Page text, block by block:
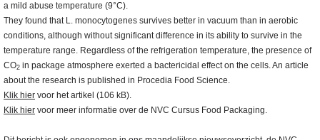
a mild abuse temperature (9°C).
They found that L. monocytogenes survives better in vacuum than in aerobic
conditions, although without significant difference in its ability to survive in the
temperature range. Regardless of the refrigeration temperature, the presence of
CO2 in package atmosphere exerted a bactericidal effect on the cells. An article
about the research is published in Procedia Food Science.
Klik hier voor het artikel (106 kB).
Klik hier voor meer informatie over de NVC Cursus Food Packaging.